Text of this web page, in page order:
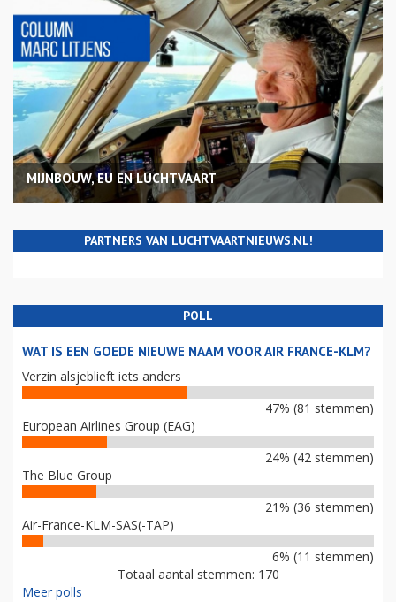
MIJNBOUW, EU EN LUCHTVAART
PARTNERS VAN LUCHTVAARTNIEUWS.NL!
POLL
WAT IS EEN GOEDE NIEUWE NAAM VOOR AIR FRANCE-KLM?
Verzin alsjeblieft iets anders
47% (81 stemmen)
European Airlines Group (EAG)
24% (42 stemmen)
The Blue Group
21% (36 stemmen)
Air-France-KLM-SAS(-TAP)
6% (11 stemmen)
Totaal aantal stemmen: 170
Meer polls